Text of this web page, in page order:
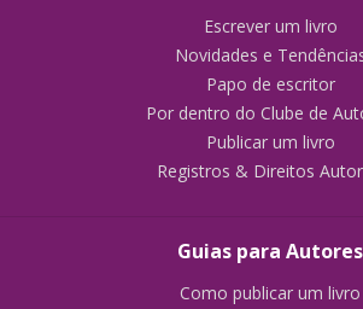
Escrever um livro
Novidades e
Papo de escritor
Por dentro do Clube de
Publicar um livro
Registros & Direitos
Guias para Autores
Como publicar um livro